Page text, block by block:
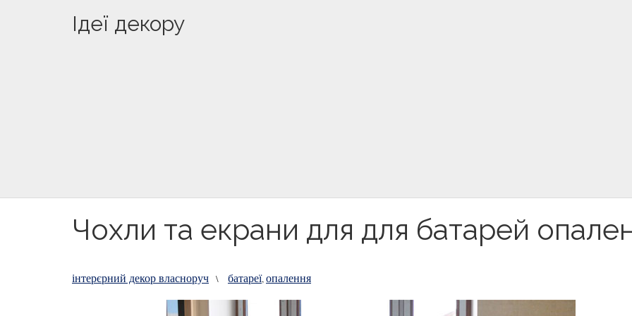
Ідеї декору
Чохли та екрани для для батарей
інтерєрний декор власноруч \ батареї,опалення